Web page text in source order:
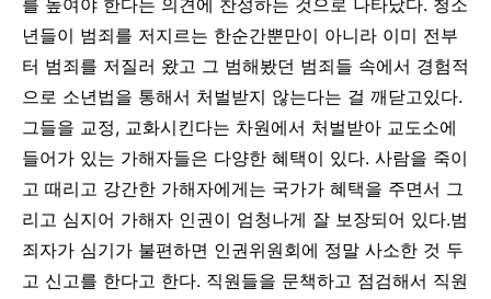
를 높여야 한다는 의견에 찬성하는 것으로 나타났다. 청소
년들이 범죄를 저지르는 한순간뿐만이 아니라 이미 전부
터 범죄를 저질러 왔고 그 범해봤던 범죄들 속에서 경험적
으로 소년법을 통해서 처벌받지 않는다는 걸 깨닫고있다.
그들을 교정, 교화시킨다는 차원에서 처벌받아 교도소에
들어가 있는 가해자들은 다양한 혜택이 있다. 사람을 죽이
고 때리고 강간한 가해자에게는 국가가 혜택을 주면서 그
리고 심지어 가해자 인권이 엄청나게 잘 보장되어 있다.범
죄자가 심기가 불편하면 인권위원회에 정말 사소한 것 두
고 신고를 한다고 한다. 직원들을 문책하고 점검해서 직원